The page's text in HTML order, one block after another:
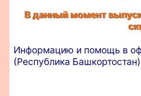
В данный момент
Информацию и помощь в
(Республика